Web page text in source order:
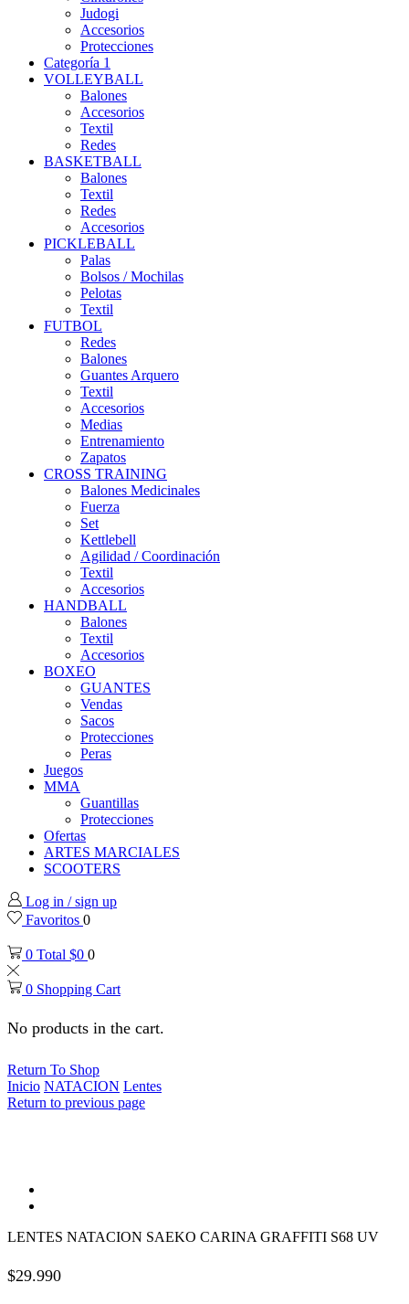
Judogi
Accesorios
Protecciones
Categoría 1
VOLLEYBALL
Balones
Accesorios
Textil
Redes
BASKETBALL
Balones
Textil
Redes
Accesorios
PICKLEBALL
Palas
Bolsos / Mochilas
Pelotas
Textil
FUTBOL
Redes
Balones
Guantes Arquero
Textil
Accesorios
Medias
Entrenamiento
Zapatos
CROSS TRAINING
Balones Medicinales
Fuerza
Set
Kettlebell
Agilidad / Coordinación
Textil
Accesorios
HANDBALL
Balones
Textil
Accesorios
BOXEO
GUANTES
Vendas
Sacos
Protecciones
Peras
Juegos
MMA
Guantillas
Protecciones
Ofertas
ARTES MARCIALES
SCOOTERS
Log in / sign up
Favoritos 0
0 Total $0 0
0 Shopping Cart
No products in the cart.
Return To Shop
Inicio NATACION Lentes
Return to previous page
LENTES NATACION SAEKO CARINA GRAFFITI S68 UV
$29.990